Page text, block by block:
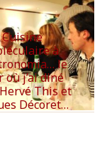
Cuisine
à
le
où j’ai diné
This et
Décoret…